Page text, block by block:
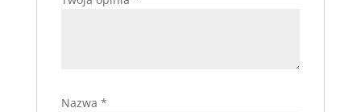
Nazwa *